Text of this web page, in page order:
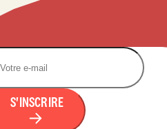
S'INSCRIRE